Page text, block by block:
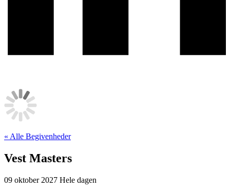
« Alle Begivenheder
Vest Masters
09 oktober 2027 Hele dagen